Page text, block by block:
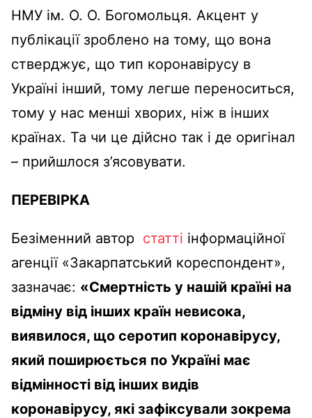
НМУ ім. О. О. Богомольця. Акцент у
публікації зроблено на тому, що вона
стверджує, що тип коронавірусу в
Україні інший, тому легше переноситься,
тому у нас менші хворих, ніж в інших
країнах. Та чи це дійсно так і де оригінал
– прийшлося з’ясовувати.
ПЕРЕВІРКА
Безіменний автор статті інформаційної
агенції «Закарпатський кореспондент»,
зазначає: «Смертність у нашій країні на
відміну від інших країн невисока,
виявилося, що серотип коронавірусу,
який поширюється по Україні має
відмінності від інших видів
коронавірусу, які зафіксували зокрема